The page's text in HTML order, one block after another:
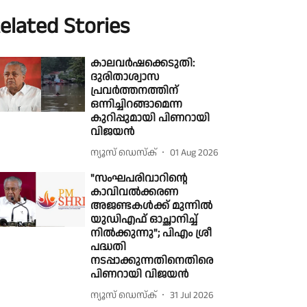
Stories
കാലവർഷക്കെടുതി:
ദുരിതാശ്വാസ
പ്രവർത്തനത്തിന്
ഒന്നിച്ചിറങ്ങാമെന്ന
കുറിപ്പുമായി പിണറായി
വിജയൻ
ന്യൂസ് ഡെസ്ക് 01 Aug 2026
"സംഘപരിവാറിൻ്റെ
കാവിവൽക്കരണ
അജണ്ടകൾക്ക് മുന്നിൽ
യുഡിഎഫ് ഓച്ഛാനിച്ച്
നിൽക്കുന്നു"; പിഎം ശ്രീ
പദ്ധതി
നടപ്പാക്കുന്നതിനെതിരെ
പിണറായി വിജയൻ
ന്യൂസ് ഡെസ്ക് 31 Jul 2026